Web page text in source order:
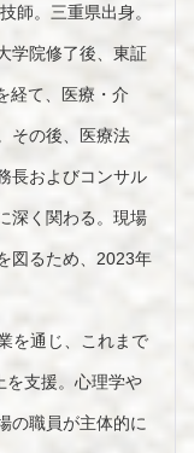
師。三重県出身。
学院修了後、東証
経て、医療・介
その後、医療法
長およびコンサル
深く関わる。現場
図るため、2023年
を通じ、これまで
を支援。心理学や
の職員が主体的に